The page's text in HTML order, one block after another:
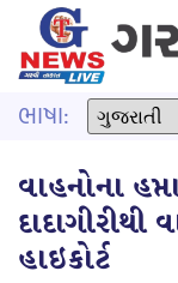
ભાષા:
વાહનોના
હાઇકોર્ટ